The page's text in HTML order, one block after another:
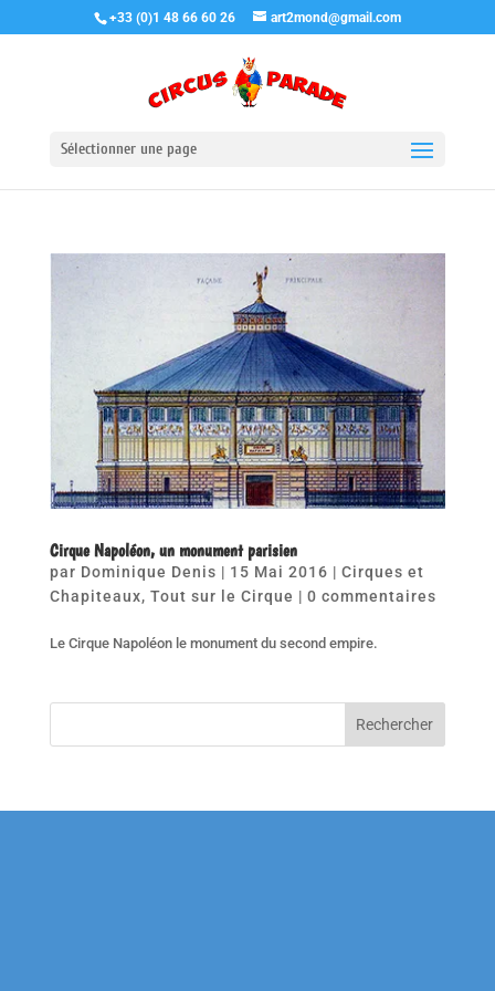
+33 (0)1 48 66 60 26 art2mond@gmail.com
Sélectionner une page
Cirque Napoléon, un monument parisien
par Dominique Denis | 15 Mai 2016 | Cirques et
Chapiteaux, Tout sur le Cirque | 0 commentaires
Le Cirque Napoléon le monument du second empire.